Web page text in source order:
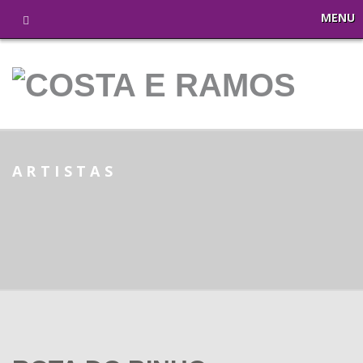
MENU
ARTISTAS